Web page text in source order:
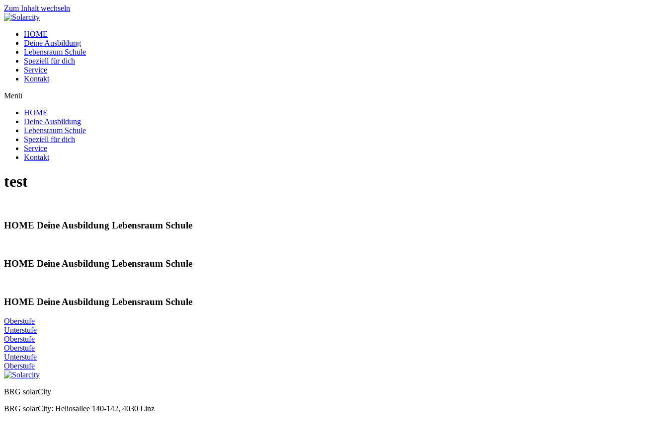
Zum Inhalt wechseln
HOME
Deine Ausbildung
Lebensraum Schule
Speziell für dich
Service
Kontakt
Menü
HOME
Deine Ausbildung
Lebensraum Schule
Speziell für dich
Service
Kontakt
test
HOME Deine Ausbildung Lebensraum Schule
HOME Deine Ausbildung Lebensraum Schule
HOME Deine Ausbildung Lebensraum Schule
Oberstufe
Unterstufe
Oberstufe
Oberstufe
Unterstufe
Oberstufe
BRG solarCity
BRG solarCity: Heliosallee 140-142, 4030 Linz